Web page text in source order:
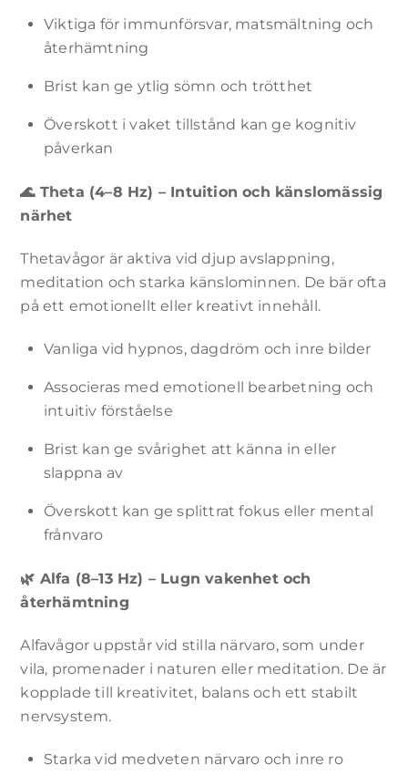
Viktiga för immunförsvar, matsmältning och
återhämtning
Brist kan ge ytlig sömn och trötthet
Överskott i vaket tillstånd kan ge kognitiv
påverkan
🌊Theta (4–8 Hz) – Intuition och känslomässig
närhet
Thetavågor är aktiva vid djup avslappning,
meditation och starka känslominnen. De bär ofta
på ett emotionellt eller kreativt innehåll.
Vanliga vid hypnos, dagdröm och inre bilder
Associeras med emotionell bearbetning och
intuitiv förståelse
Brist kan ge svårighet att känna in eller
slappna av
Överskott kan ge splittrat fokus eller mental
frånvaro
🌿 Alfa (8–13 Hz) – Lugn vakenhet och
återhämtning
Alfavågor uppstår vid stilla närvaro, som under
vila, promenader i naturen eller meditation. De är
kopplade till kreativitet, balans och ett stabilt
nervsystem.
Starka vid medveten närvaro och inre ro
Nödvändiga
cookies är
De behövs
För att vi ska
funktionalitet
hur
webbplatsen
används.
För att vår
webbplats